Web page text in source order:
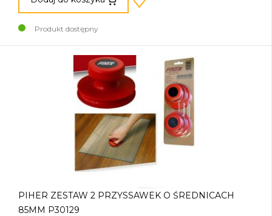
Produkt dostępny
PIHER ZESTAW 2 PRZYSSAWEK O ŚREDNICACH
85MM P30129